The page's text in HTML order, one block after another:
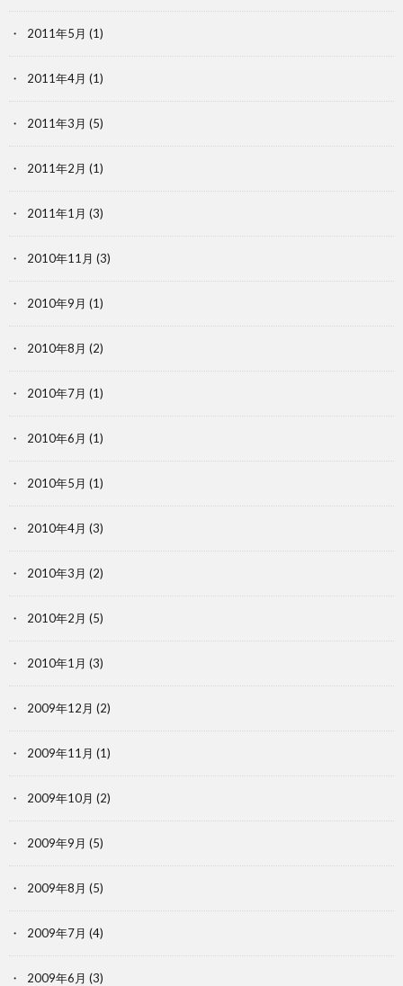
2011年5月 (1)
2011年4月 (1)
2011年3月 (5)
2011年2月 (1)
2011年1月 (3)
2010年11月 (3)
2010年9月 (1)
2010年8月 (2)
2010年7月 (1)
2010年6月 (1)
2010年5月 (1)
2010年4月 (3)
2010年3月 (2)
2010年2月 (5)
2010年1月 (3)
2009年12月 (2)
2009年11月 (1)
2009年10月 (2)
2009年9月 (5)
2009年8月 (5)
2009年7月 (4)
2009年6月 (3)